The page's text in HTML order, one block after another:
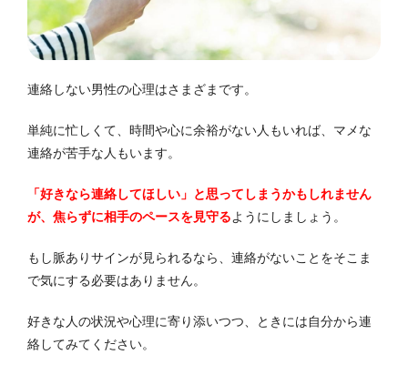
連絡しない男性の心理はさまざまです。
単純に忙しくて、時間や心に余裕がない人もいれば、マメな
連絡が苦手な人もいます。
「好きなら連絡してほしい」と思ってしまうかもしれません
が、焦らずに相手のペースを見守るようにしましょう。
もし脈ありサインが見られるなら、連絡がないことをそこま
で気にする必要はありません。
好きな人の状況や心理に寄り添いつつ、ときには自分から連
絡してみてください。